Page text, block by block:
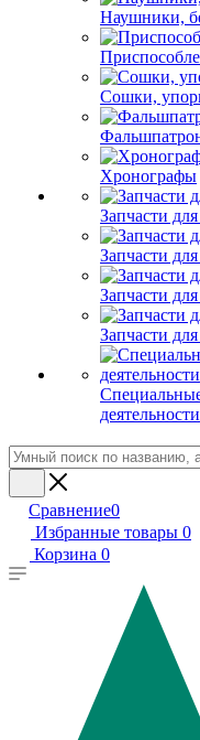
Наушники,
Сошки,
Хронографы
Запчасти
Запчасти
Запчасти
Запчасти
деятельности
Сравнение0
Избранные товары 0
Корзина 0